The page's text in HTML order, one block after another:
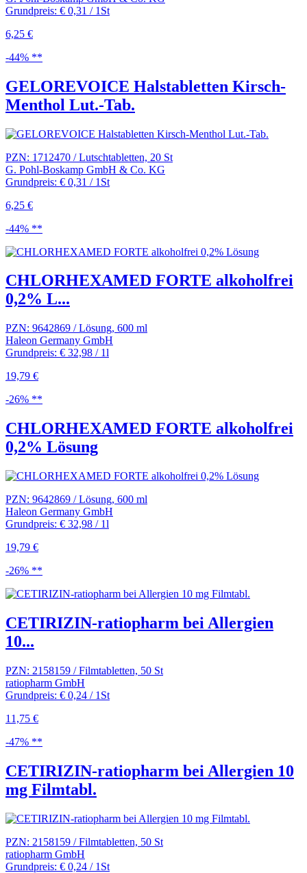
Grundpreis: € 0,31 / 1St
6,25 €
-44% **
GELOREVOICE Halstabletten Kirsch-
Menthol Lut.-Tab.
PZN: 1712470 / Lutschtabletten, 20 St
G. Pohl-Boskamp GmbH & Co. KG
Grundpreis: € 0,31 / 1St
6,25 €
-44% **
CHLORHEXAMED FORTE alkoholfrei
0,2% L...
PZN: 9642869 / Lösung, 600 ml
Haleon Germany GmbH
Grundpreis: € 32,98 / 1l
19,79 €
-26% **
CHLORHEXAMED FORTE alkoholfrei
0,2% Lösung
PZN: 9642869 / Lösung, 600 ml
Haleon Germany GmbH
Grundpreis: € 32,98 / 1l
19,79 €
-26% **
CETIRIZIN-ratiopharm bei Allergien
10...
PZN: 2158159 / Filmtabletten, 50 St
ratiopharm GmbH
Grundpreis: € 0,24 / 1St
11,75 €
-47% **
CETIRIZIN-ratiopharm bei Allergien 10
mg Filmtabl.
PZN: 2158159 / Filmtabletten, 50 St
ratiopharm GmbH
Grundpreis: € 0,24 / 1St